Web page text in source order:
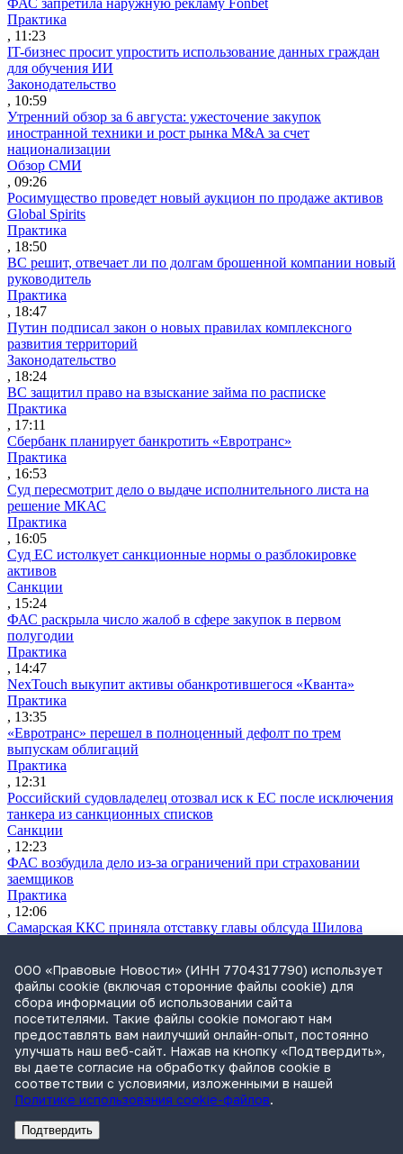
Практика
, 11:23
IT-бизнес просит упростить использование данных граждан
для обучения ИИ
Законодательство
, 10:59
Утренний обзор за 6 августа: ужесточение закупок
иностранной техники и рост рынка M&A за счет
национализации
Обзор СМИ
, 09:26
Росимущество проведет новый аукцион по продаже активов
Global Spirits
Практика
, 18:50
ВС решит, отвечает ли по долгам брошенной компании новый
руководитель
Практика
, 18:47
Путин подписал закон о новых правилах комплексного
развития территорий
Законодательство
, 18:24
ВС защитил право на взыскание займа по расписке
Практика
, 17:11
Сбербанк планирует банкротить «Евротранс»
Практика
, 16:53
Суд пересмотрит дело о выдаче исполнительного листа на
решение МКАС
Практика
, 16:05
Суд ЕС истолкует санкционные нормы о разблокировке
активов
Санкции
, 15:24
ФАС раскрыла число жалоб в сфере закупок в первом
полугодии
Практика
, 14:47
NexTouch выкупит активы обанкротившегося «Кванта»
Практика
, 13:35
«Евротранс» перешел в полноценный дефолт по трем
выпускам облигаций
Практика
, 12:31
Российский судовладелец отозвал иск к ЕС после исключения
танкера из санкционных списков
Санкции
, 12:23
ФАС возбудила дело из-за ограничений при страховании
заемщиков
Практика
, 12:06
Самарская ККС приняла отставку главы облсуда Шилова
, 11:48
ВККС открыла семь новых вакансий
Судьи
, 11:28
Власти обсуждают варианты приватизации «Сирены-Трэвел»
Практика
, 10:50
Утренний обзор за 5 августа: поправки о защите контента при
обучении нейросетей и правила «социальных» СЗПК
Обзор СМИ
, 09:37РекламаАдвокатское бюро Санкт-Петербурга «Вертикаль» ИНН 7841290773
ООО «Правовые Новости» (ИНН 7704317790) использует
файлы cookie (включая сторонние файлы cookie) для
сбора информации об использовании сайта
посетителями. Такие файлы cookie помогают нам
предоставлять вам наилучший онлайн-опыт, постоянно
улучшать наш веб-сайт. Нажав на кнопку «Подтвердить»,
вы даете согласие на обработку файлов cookie в
соответствии с условиями, изложенными в нашей
Политике использования cookie-файлов.
Подтвердить